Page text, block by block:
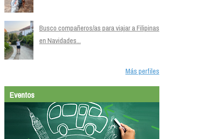
Busco compañeros/as para viajar a Filipinas
en Navidades...
Más perfiles
Eventos